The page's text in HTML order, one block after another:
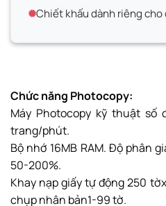
Chiết khấu dành riêng
Chức năng Photocopy:
Máy Photocopy kỹ thuật số
trang/phút.
Bộ nhớ 16MB RAM. Độ phân
50-200%.
Khay nạp giấy tự động 250
chụp nhân bản1-99 tờ.